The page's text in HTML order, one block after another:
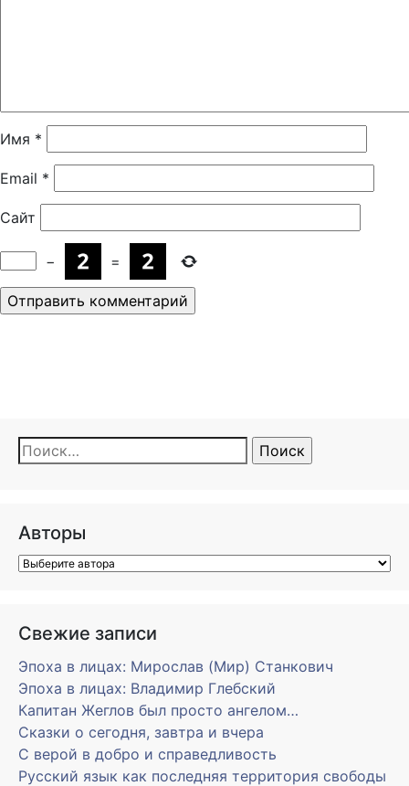
Имя *
Email *
Сайт
− =
Найти:
Авторы
Свежие записи
Эпоха в лицах: Мирослав (Мир) Станкович
Эпоха в лицах: Владимир Глебский
Капитан Жеглов был просто ангелом…
Сказки о сегодня, завтра и вчера
С верой в добро и справедливость
Русский язык как последняя территория свободы